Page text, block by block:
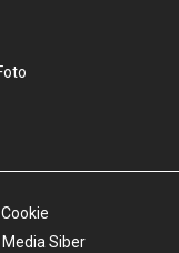
Siber